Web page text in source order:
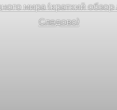
мира (краткий обзор
Следово)